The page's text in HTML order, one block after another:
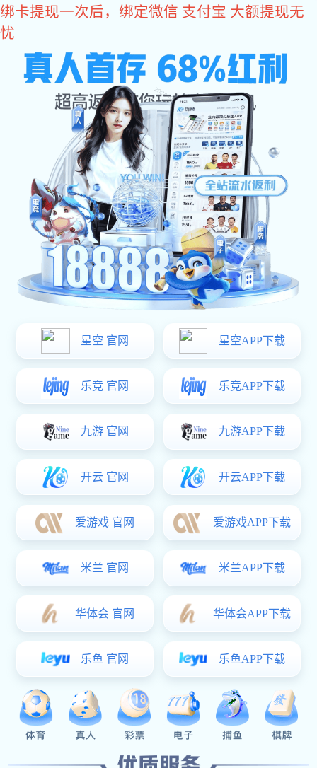
多多28
多多28 资讯
多多28: 多多28动态
多多28: 网科多多28
多多28动态
中国南山多多28领导到悦达考察交流
发布日期：2021-12-29 访问次数：2982
10月19日下午，中国南山多多28总经理王世
云一行到悦达考察交流。多多28党委书记、董事
长张乃文陪同。双方就加强沟通协作，实现共赢